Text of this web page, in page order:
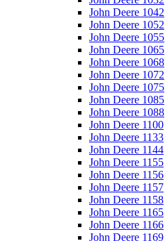
John Deere 1042
John Deere 1052
John Deere 1055
John Deere 1065
John Deere 1068
John Deere 1072
John Deere 1075
John Deere 1085
John Deere 1088
John Deere 1100
John Deere 1133
John Deere 1144
John Deere 1155
John Deere 1156
John Deere 1157
John Deere 1158
John Deere 1165
John Deere 1166
John Deere 1169